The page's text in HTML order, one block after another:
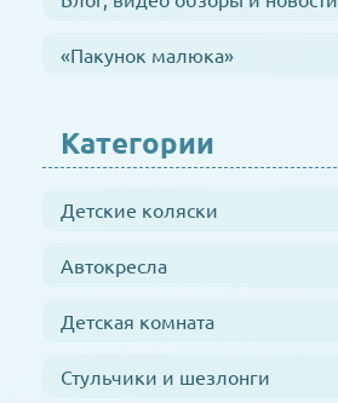
«Пакунок малюка»
Категории
Детские коляски
Автокресла
Детская комната
Стульчики и шезлонги